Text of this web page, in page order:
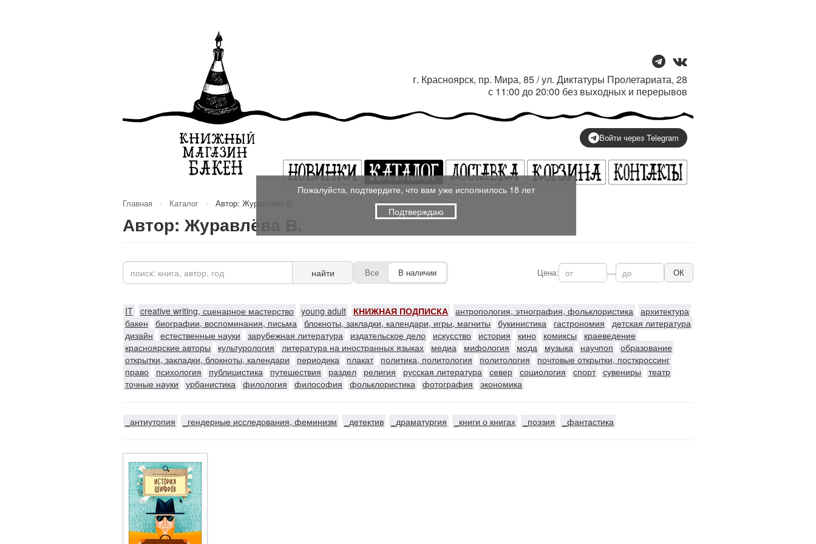
г. Красноярск, пр. Мира, 85 / ул. Диктатуры Пролетариата, 28
с 11:00 до 20:00 без выходных и перерывов
Войти через Telegram
Главная › Каталог › Автор: Журавлёва В.
Автор: Журавлёва В.
найти Все В наличии Цена: — ОК
IT creative writing, сценарное мастерство young adult КНИЖНАЯ ПОДПИСКА антропология, этнография, фольклористика архитектура
бакен
биографии, воспоминания, письма блокноты, закладки, календари, игры, магниты букинистика гастрономия
детская литература
дизайн
естественные науки зарубежная литература издательское дело искусство история кино комиксы
краеведение
красноярские авторы
культурология литература на иностранных языках медиа мифология мода музыка научпоп
образование
открытки, закладки, блокноты, календари
периодика плакат политика, политология политология
почтовые открытки, посткроссинг
право
психология публицистика путешествия раздел религия русская литература север социология спорт сувениры
театр
точные науки
урбанистика филология философия фольклористика фотография экономика
_антиутопия _гендерные исследования, феминизм _детектив _драматургия _книги о книгах _поэзия _фантастика
Пожалуйста, подтвердите, что вам уже исполнилось 18 лет
Подтверждаю